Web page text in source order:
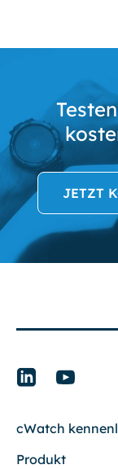
JETZT
cWatch
Produkt